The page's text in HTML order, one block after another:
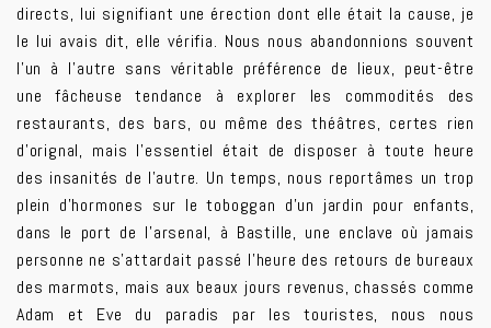
directs, lui signifiant une érection dont elle était la cause, je
le lui avais dit, elle vérifia. Nous nous abandonnions souvent
l’un à l’autre sans véritable préférence de lieux, peut-être
une fâcheuse tendance à explorer les commodités des
restaurants, des bars, ou même des théâtres, certes rien
d’orignal, mais l’essentiel était de disposer à toute heure
des insanités de l’autre. Un temps, nous reportâmes un trop
plein d’hormones sur le toboggan d’un jardin pour enfants,
dans le port de l’arsenal, à Bastille, une enclave où jamais
personne ne s’attardait passé l’heure des retours de bureaux
des marmots, mais aux beaux jours revenus, chassés comme
Adam et Eve du paradis par les touristes, nous nous